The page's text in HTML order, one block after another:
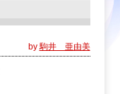
by駒井 亜由美